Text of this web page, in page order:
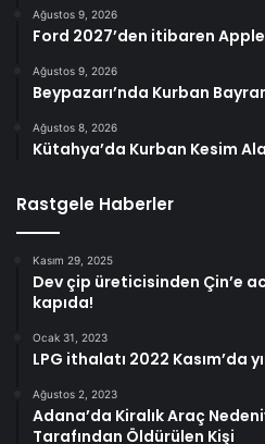
Ağustos 9, 2026
Ford 2027’den itibaren
Ağustos 9, 2026
Beypazarı’nda Kurban
Ağustos 8, 2026
Kütahya’da Kurban Kesim
Rastgele Haberler
Kasım 29, 2025
Dev çip üreticisinden Çin’e
kapıda!
Ocak 31, 2023
LPG ithalatı 2022 Kasım’da
Ağustos 2, 2023
Adana’da Kiralık Araç
Tarafından Öldürülen Kişi